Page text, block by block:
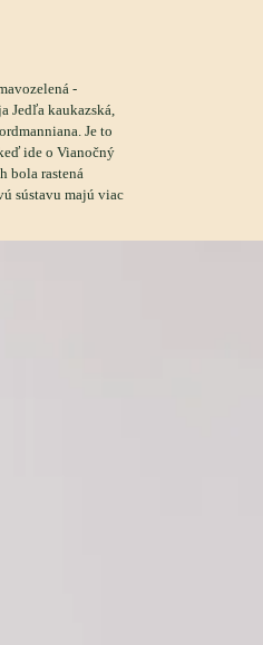
-
Jedľa kaukazská,
Je to
ide o Vianočný
bola rastená
sústavu majú viac